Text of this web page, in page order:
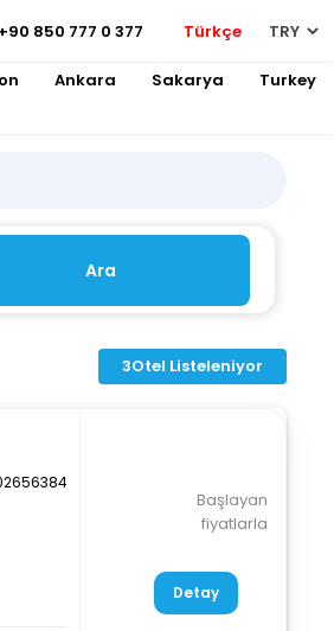
+90 850 777 0 377 Türkçe
Ankara Sakarya Turkey
Ara
3Otel Listeleniyor
Başlayan
fiyatlarla
Detay